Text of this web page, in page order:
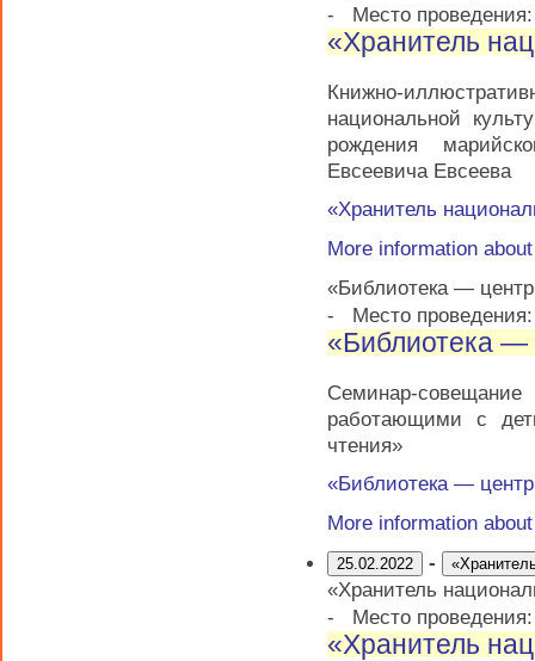
-
Место
«Хранитель
Книжно-
национальной
рождения
Евсеевича Евсеева
«Хранитель
More information
«Библиотека — центр
-
Место проведения:
«Библиотека —
Семинар-
работающими с
чтения»
«Библиотека — центр
More information
25.02.2022 -
«Хранитель
-
Место
«Хранитель